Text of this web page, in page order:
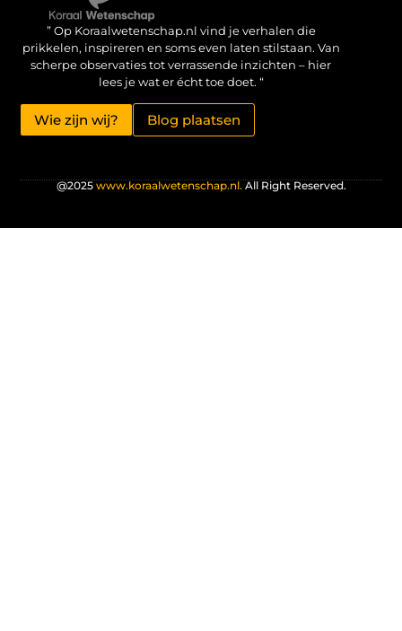
” Op Koraalwetenschap.nl vind je verhalen die
prikkelen, inspireren en soms even laten stilstaan. Van
scherpe observaties tot verrassende inzichten – hier
lees je wat er écht toe doet. “
Wie zijn wij? Blog plaatsen
@2025 www.koraalwetenschap.nl. All Right Reserved.